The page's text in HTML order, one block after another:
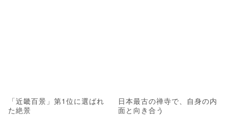
「近畿百景」第1位に選ばれ
た絶景
日本最古の禅寺で、自身の内
面と向き合う